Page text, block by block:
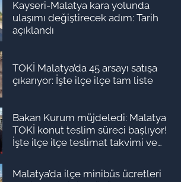
Kayseri-Malatya kara yolunda
ulaşımı değiştirecek adım: Tarih
açıklandı
TOKİ Malatya’da 45 arsayı satışa
çıkarıyor: İşte ilçe ilçe tam liste
Bakan Kurum müjdeledi: Malatya
TOKİ konut teslim süreci başlıyor!
İşte ilçe ilçe teslimat takvimi ve
Malatya’da ilçe minibüs ücretleri